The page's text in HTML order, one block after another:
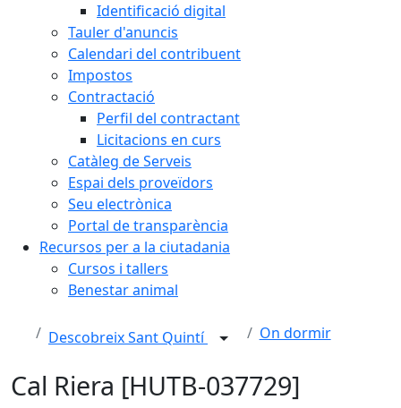
Identificació digital
Tauler d'anuncis
Calendari del contribuent
Impostos
Contractació
Perfil del contractant
Licitacions en curs
Catàleg de Serveis
Espai dels proveïdors
Seu electrònica
Portal de transparència
Recursos per a la ciutadania
Cursos i tallers
Benestar animal
Descobreix Sant Quintí On dormir
Cal Riera [HUTB-037729]